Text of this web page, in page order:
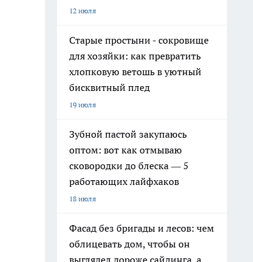
12 июля
Старые простыни - сокровище
для хозяйки: как превратить
хлопковую ветошь в уютный
бисквитный плед
19 июля
Зубной пастой закупаюсь
оптом: вот как отмываю
сковородки до блеска — 5
работающих лайфхаков
18 июля
Фасад без бригады и лесов: чем
облицевать дом, чтобы он
выглядел дороже сайдинга, а